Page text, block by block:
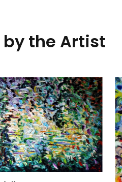
by the Artist